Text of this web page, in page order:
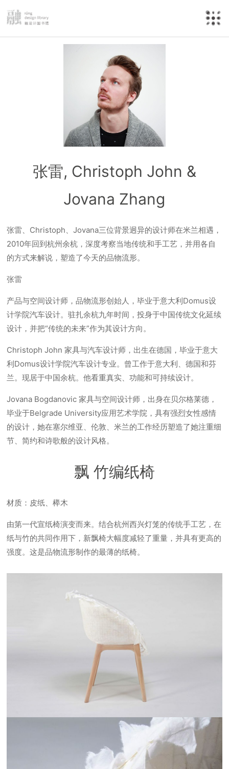
张雷, Christoph John &
Jovana Zhang
张雷、Christoph、Jovana三位背景迥异的设计师在米兰相遇，
2010年回到杭州余杭，深度考察当地传统和手工艺，并用各自
的方式来解说，塑造了今天的品物流形。
张雷
产品与空间设计师，品物流形创始人，毕业于意大利Domus设
计学院汽车设计。驻扎余杭九年时间，投身于中国传统文化延续
设计，并把“传统的未来”作为其设计方向。
Christoph John 家具与汽车设计师，出生在德国，毕业于意大
利Domus设计学院汽车设计专业。曾工作于意大利、德国和芬
兰。现居于中国余杭。他看重真实、功能和可持续设计。
Jovana Bogdanovic 家具与空间设计师，出身在贝尔格莱德，
毕业于Belgrade University应用艺术学院，具有强烈女性感情
的设计，她在塞尔维亚、伦敦、米兰的工作经历塑造了她注重细
节、简约和诗歌般的设计风格。
飘 竹编纸椅
材质：皮纸、榉木
由第一代宣纸椅演变而来。结合杭州西兴灯笼的传统手工艺，在
纸与竹的共同作用下，新飘椅大幅度减轻了重量，并具有更高的
强度。这是品物流形制作的最薄的纸椅。